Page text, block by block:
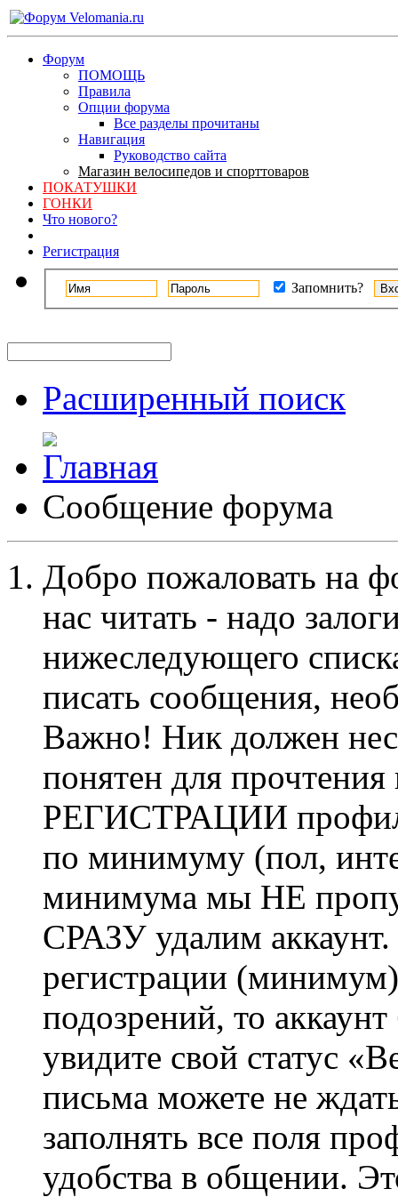
Форум
ПОМОЩЬ
Правила
Опции форума
Все разделы прочитаны
Навигация
Руководство сайта
Магазин велосипедов и спорттоваров
ПОКАТУШКИ
ГОНКИ
Что нового?
Регистрация
Запомнить?
Расширенный поиск
Сообщение форума
Добро пожаловать на
нас читать - надо
нижеследующего
писать сообщения,
Важно! Ник должен
понятен для
РЕГИСТРАЦИИ профиль
по минимуму (пол,
минимума мы НЕ
СРАЗУ удалим
регистрации
подозрений, то
увидите свой статус
письма можете не
заполнять все поля
удобства в общении.